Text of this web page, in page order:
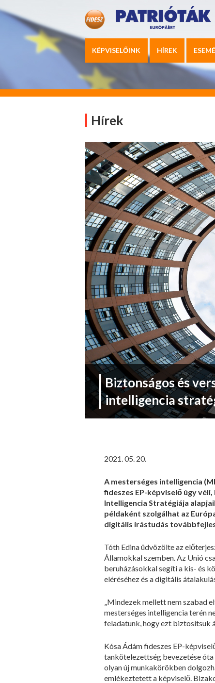
KÉPVISELŐINK HÍREK
Hírek
Biztonságos és
intelligencia
2021. 05. 20.
A mesterséges intelligencia
fideszes EP-képviselő úgy
Intelligencia Stratégiája
példaként szolgálhat az
digitális írástudás
Tóth Edina üdvözölte az
Államokkal szemben. Az Unió
beruházásokkal segíti a kis- és
eléréséhez és a digitális
„Mindezek mellett nem szabad
mesterséges intelligencia terén
feladatunk, hogy ezt biztosítsuk
Kósa Ádám fideszes EP-
tankötelezettség bevezetése óta
olyan új munkakörökben
emlékeztetett a képviselő.